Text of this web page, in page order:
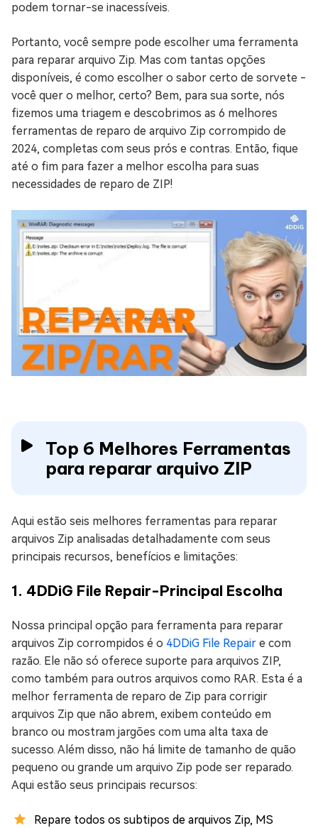
podem tornar-se inacessíveis.
Portanto, você sempre pode escolher uma ferramenta
para reparar arquivo Zip. Mas com tantas opções
disponíveis, é como escolher o sabor certo de sorvete -
você quer o melhor, certo? Bem, para sua sorte, nós
fizemos uma triagem e descobrimos as 6 melhores
ferramentas de reparo de arquivo Zip corrompido de
2024, completas com seus prós e contras. Então, fique
até o fim para fazer a melhor escolha para suas
necessidades de reparo de ZIP!
Top 6 Melhores Ferramentas
para reparar arquivo ZIP
Aqui estão seis melhores ferramentas para reparar
arquivos Zip analisadas detalhadamente com seus
principais recursos, benefícios e limitações:
1. 4DDiG File Repair-Principal Escolha
Nossa principal opção para ferramenta para reparar
arquivos Zip corrompidos é o 4DDiG File Repair e com
razão. Ele não só oferece suporte para arquivos ZIP,
como também para outros arquivos como RAR. Esta é a
melhor ferramenta de reparo de Zip para corrigir
arquivos Zip que não abrem, exibem conteúdo em
branco ou mostram jargões com uma alta taxa de
sucesso. Além disso, não há limite de tamanho de quão
pequeno ou grande um arquivo Zip pode ser reparado.
Aqui estão seus principais recursos:
Repare todos os subtipos de arquivos Zip, MS